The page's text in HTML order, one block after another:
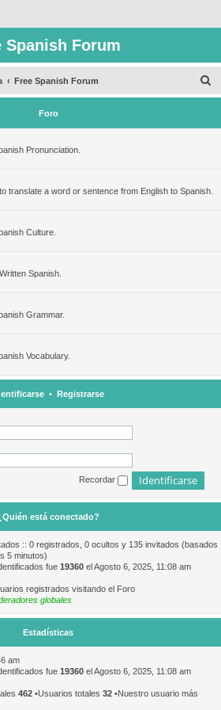
Spanish Forum
Free Spanish Forum
u
Foro
Pronunciation.
translate a word or sentence from English to Spanish.
Culture.
Spanish.
Grammar.
Vocabulary.
• Registrarse
Recordar
está conectado?
:: 0 registrados, 0 ocultos y 135 invitados (basados
5 minutos)
fue 19360 el Agosto 6, 2025, 11:08 am
registrados visitando el Foro
globales
Estadísticas
am
fue 19360 el Agosto 6, 2025, 11:08 am
462 •Usuarios totales 32 •Nuestro usuario más